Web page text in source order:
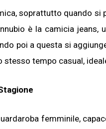
soprattutto quando si
è la camicia
poi a questa si
tempo casual,
femminile,